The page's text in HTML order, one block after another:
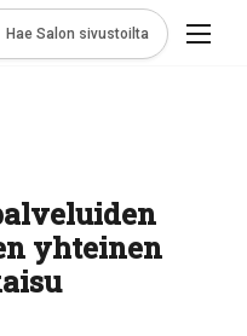
Hae Salon sivustoilta
yhteinen